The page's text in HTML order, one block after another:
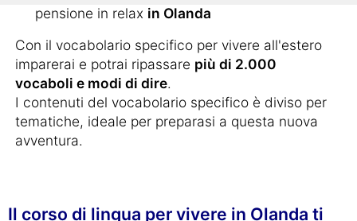
pensione in relax in Olanda
Con il vocabolario specifico per vivere all'estero
imparerai e potrai ripassare più di 2.000
vocaboli e modi di dire.
I contenuti del vocabolario specifico è diviso per
tematiche, ideale per preparasi a questa nuova
avventura.
Il corso di lingua per vivere in Olanda ti